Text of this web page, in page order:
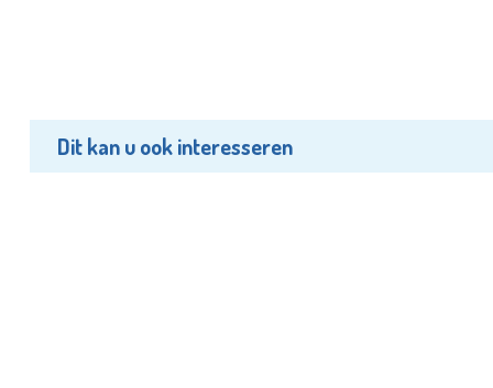
Dit kan u ook interesseren